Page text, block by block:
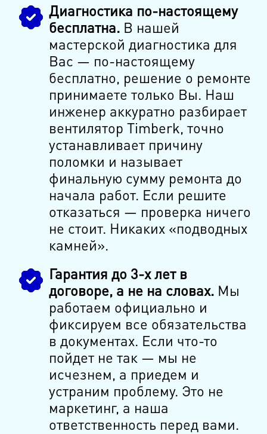
Диагностика по-настоящему
бесплатна.В нашей
мастерской диагностика для
Вас — по-настоящему
бесплатно, решение о ремонте
принимаете только Вы. Наш
инженер аккуратно разбирает
вентилятор Timberk, точно
устанавливает причину
поломки и называет
финальную сумму ремонта до
начала работ. Если решите
отказаться — проверка ничего
не стоит. Никаких «подводных
камней».
Гарантия до 3-х лет в
договоре, а не на словах.Мы
работаем официально и
фиксируем все обязательства
в документах. Если что-то
пойдет не так — мы не
исчезнем, а приедем и
устраним проблему. Это не
маркетинг, а наша
ответственность перед вами.